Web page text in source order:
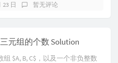
23 日 暂无评论
元组的个数 Solution
$A, B, C$，以及一个非负整数